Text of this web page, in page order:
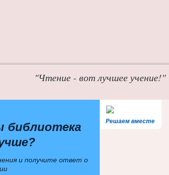
"Чтение - вот лучшее учение!"
Решаем вместе
библиотека
и получите ответ о